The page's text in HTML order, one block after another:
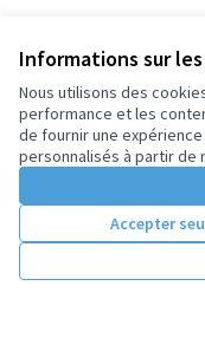
Informations sur
Nous utilisons des
performance et les
de fournir une
personnalisés à partir de
Accepter